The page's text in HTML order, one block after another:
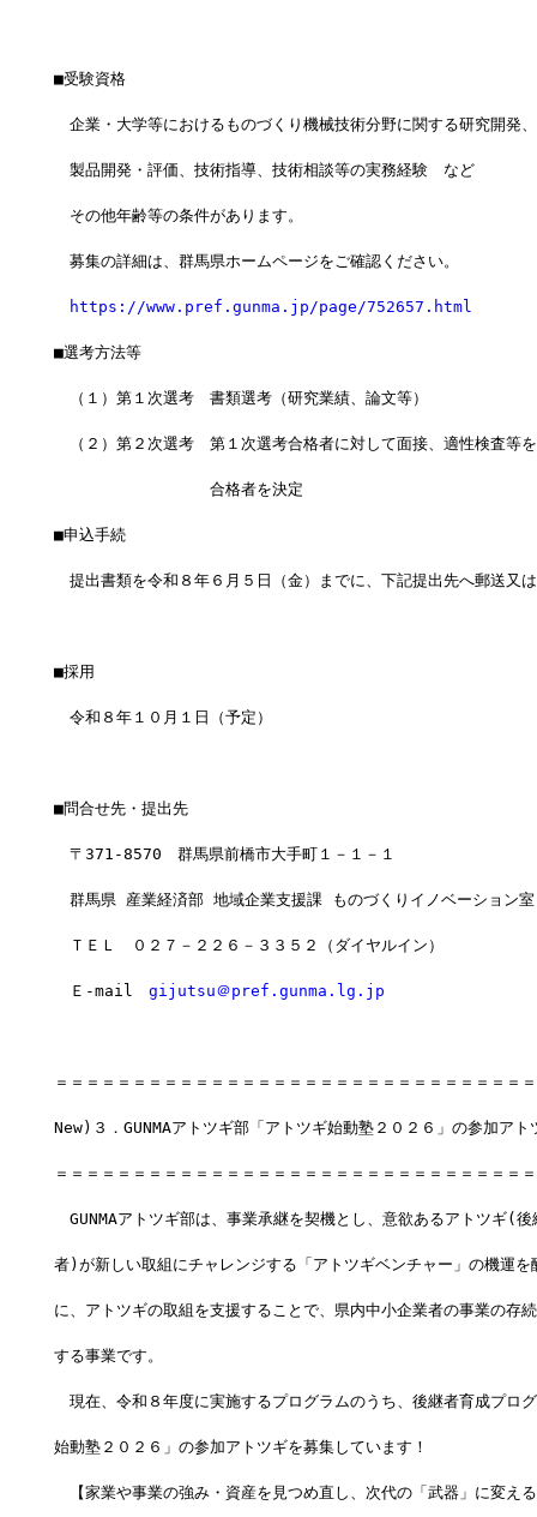
■受験資格
企業・大学等におけるものづくり機械技術分野に関する研究開発、
製品開発・評価、技術指導、技術相談等の実務経験　など
その他年齢等の条件があります。
募集の詳細は、群馬県ホームページをご確認ください。
https://www.pref.gunma.jp/page/752657.html
■選考方法等
（１）第１次選考　書類選考（研究業績、論文等）
（２）第２次選考　第１次選考合格者に対して面接、適性検査等
合格者を決定
■申込手続
提出書類を令和８年６月５日（金）までに、下記提出先へ郵送又
■採用
令和８年１０月１日（予定）
■問合せ先・提出先
〒371-8570　群馬県前橋市大手町１－１－１
群馬県 産業経済部 地域企業支援課 ものづくりイノベーション
ＴＥＬ　０２７－２２６－３３５２（ダイヤルイン）
Ｅ-mail gijutsu＠pref.gunma.lg.jp
＝＝＝＝＝＝＝＝＝＝＝＝＝＝＝＝＝＝＝＝＝＝＝＝＝＝＝＝＝＝
New)３．GUNMAアトツギ部「アトツギ始動塾２０２６」の参加アト
＝＝＝＝＝＝＝＝＝＝＝＝＝＝＝＝＝＝＝＝＝＝＝＝＝＝＝＝＝＝
GUNMAアトツギ部は、事業承継を契機とし、意欲あるアトツギ(後
者)が新しい取組にチャレンジする「アトツギベンチャー」の機運を
に、アトツギの取組を支援することで、県内中小企業者の事業の存
する事業です。
現在、令和８年度に実施するプログラムのうち、後継者育成プロ
始動塾２０２６」の参加アトツギを募集しています！
【家業や事業の強み・資産を見つめ直し、次代の「武器」に変え